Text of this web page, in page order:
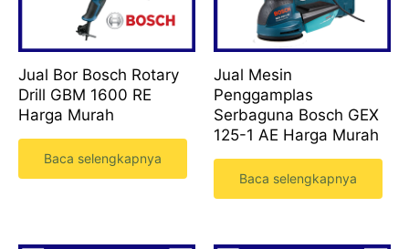
Jual Bor Bosch Rotary
Drill GBM 1600 RE
Harga Murah
Baca selengkapnya
Jual Mesin
Penggamplas
Serbaguna Bosch GEX
125-1 AE Harga Murah
Baca selengkapnya